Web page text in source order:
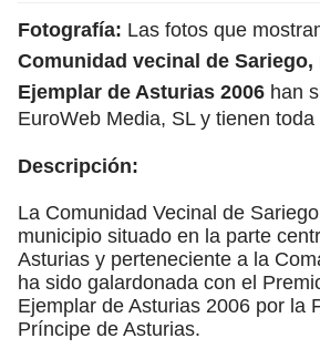
Fotografía: Las fotos que
Comunidad vecinal de
Ejemplar de Asturias 2006 han
EuroWeb Media, SL y tienen
Descripción:
La Comunidad Vecinal de
municipio situado en la parte
Asturias y perteneciente a la
ha sido galardonada con el
Ejemplar de Asturias 2006 por la
Príncipe de Asturias.